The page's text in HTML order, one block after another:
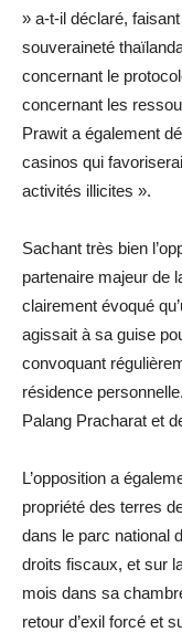
» a-t-il déclaré,
souveraineté
concernant le
concernant les
Prawit a également
casinos qui
activités illicites ».
Sachant très bien
partenaire majeur de
clairement évoqué
agissait à sa guise
convoquant
résidence
Palang Pracharat et
L’opposition a
propriété des terres
dans le parc national
droits fiscaux, et sur
mois dans sa
retour d’exil forcé et